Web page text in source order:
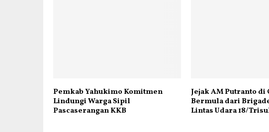
Pemkab Yahukimo Komitmen
Lindungi Warga Sipil
Pascaserangan KKB
Jejak AM Putranto
Bermula dari
Lintas Udara 18/